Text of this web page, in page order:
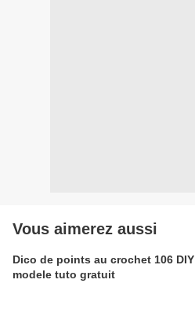
Vous aimerez aussi
Dico de points au crochet 106 DIY
modele tuto gratuit